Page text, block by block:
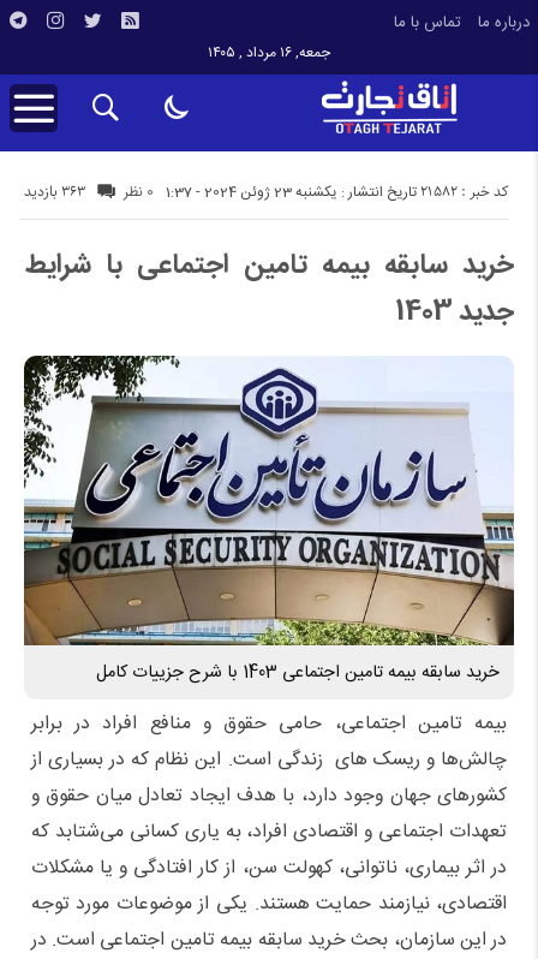
درباره ما تماس با ما
جمعه, ۱۶ مرداد , ۱۴۰۵
تاریخ انتشار : یکشنبه 23 ژوئن 2024 - 1:37 363 بازدید کد خبر : 21582 0 نظر
خرید سابقه بیمه تامین اجتماعی با شرایط
جدید 1403
خرید سابقه بیمه تامین اجتماعی 1403 با شرح جزییات کامل
بیمه تامین اجتماعی، حامی حقوق و منافع افراد در برابر
چالش‌ها و ریسک های زندگی است. این نظام که در بسیاری از
کشورهای جهان وجود دارد، با هدف ایجاد تعادل میان حقوق و
تعهدات اجتماعی و اقتصادی افراد، به یاری کسانی می‌شتابد که
در اثر بیماری، ناتوانی، کهولت سن، از کار افتادگی و یا مشکلات
اقتصادی، نیازمند حمایت هستند. یکی از موضوعات مورد توجه
در این سازمان، بحث خرید سابقه بیمه تامین اجتماعی است. در